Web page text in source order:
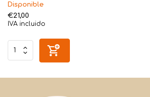
Disponible
€21,00
IVA incluido